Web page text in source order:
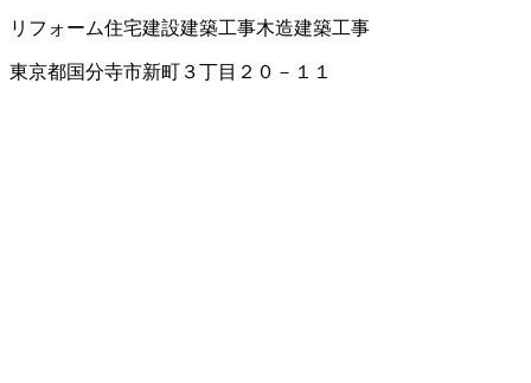
リフォーム住宅建設建築工事木造建築工事
東京都国分寺市新町３丁目２０－１１